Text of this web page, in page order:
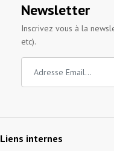
Newsletter
Inscrivez vous à la
etc).
Liens internes